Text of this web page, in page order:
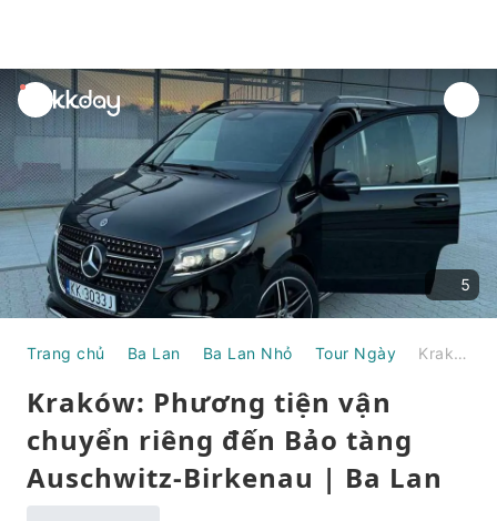
unread
notifications
5
Trang chủ Ba Lan Ba Lan Nhỏ Tour Ngày Kraków: Phương tiện vận chuyển riêng đến Bảo tàng Auschwitz-Birkenau | Ba Lan
Kraków: Phương tiện vận
chuyển riêng đến Bảo tàng
Auschwitz-Birkenau | Ba Lan